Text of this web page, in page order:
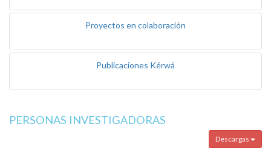
Proyectos en colaboración
Publicaciones Kérwá
PERSONAS INVESTIGADORAS
Descargas